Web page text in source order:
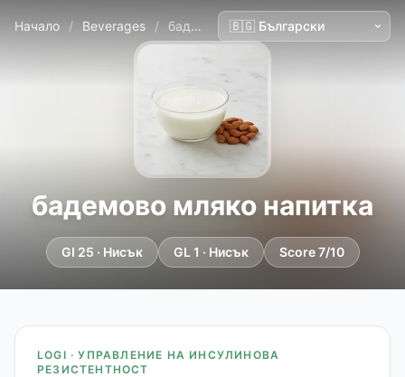
Начало / Beverages / бадемово мляко напитка
бадемово мляко напитка
GI 25 · Нисък GL 1 · Нисък Score 7/10
LOGI · УПРАВЛЕНИЕ НА ИНСУЛИНОВА
РЕЗИСТЕНТНОСТ